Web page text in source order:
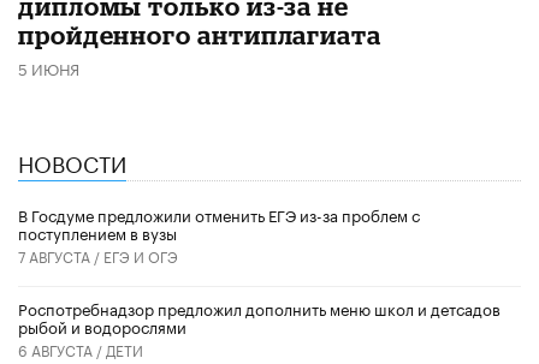
пройденного антиплагиата
5 ИЮНЯ
НОВОСТИ
В Госдуме предложили отменить ЕГЭ из-за проблем с
поступлением в вузы
7 АВГУСТА / ЕГЭ И ОГЭ
Роспотребнадзор предложил дополнить меню школ и детсадов
рыбой и водорослями
6 АВГУСТА / ДЕТИ